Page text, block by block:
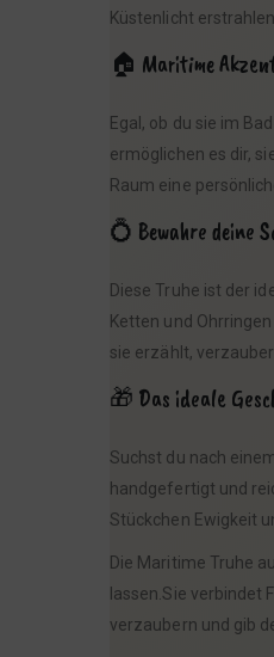
Küstenlicht erstrahlen.
🏠 Maritime
Egal, ob du sie im
ermöglichen es dir,
Raum eine
💍 Bewahre deine
Diese Truhe ist der
Ketten und
sie erzählt,
🎁 Das ideale
Suchst du nach
handgefertigt und
Stückchen Ewigkeit
Die Maritime Truhe
lassen.Sie
verzaubern und gib